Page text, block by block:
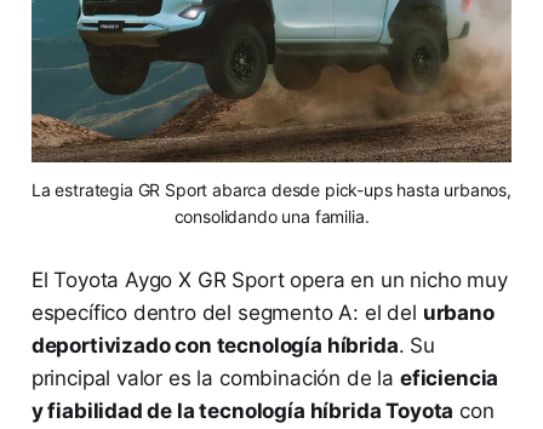
La estrategia GR Sport abarca desde pick-ups hasta urbanos,
consolidando una familia.
El Toyota Aygo X GR Sport opera en un nicho muy
específico dentro del segmento A: el del urbano
deportivizado con tecnología híbrida. Su
principal valor es la combinación de la eficiencia
y fiabilidad de la tecnología híbrida Toyota con